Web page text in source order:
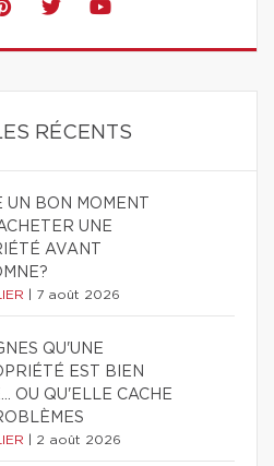
RÉCENTS
UN BON MOMENT
UNE
AVANT
7 août 2026
QU'UNE
EST BIEN
OU QU'ELLE CACHE
2 août 2026